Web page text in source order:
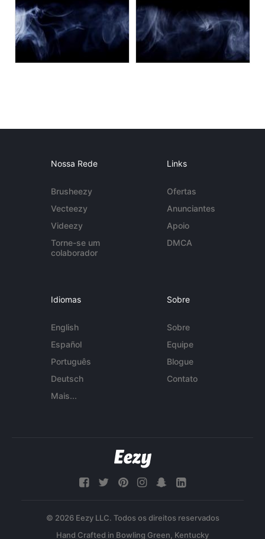
Nossa Rede
Brusheezy
Vecteezy
Videezy
Torne-se um
colaborador
Links
Ofertas
Anunciantes
Apoio
DMCA
Idiomas
English
Español
Português
Deutsch
Mais...
Sobre
Sobre
Equipe
Blogue
Contato
© 2026 Eezy LLC. Todos os direitos reservados